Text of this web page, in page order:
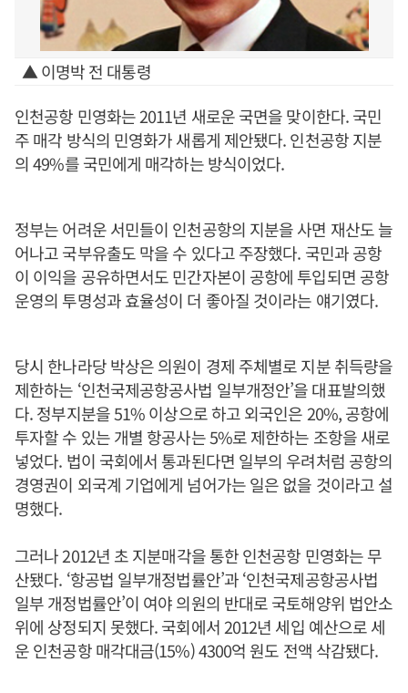
▲ 이명박 전 대통령
인천공항 민영화는 2011년 새로운 국면을 맞이한다. 국민
주 매각 방식의 민영화가 새롭게 제안됐다. 인천공항 지분
의 49%를 국민에게 매각하는 방식이었다.
정부는 어려운 서민들이 인천공항의 지분을 사면 재산도 늘
어나고 국부유출도 막을 수 있다고 주장했다. 국민과 공항
이 이익을 공유하면서도 민간자본이 공항에 투입되면 공항
운영의 투명성과 효율성이 더 좋아질 것이라는 얘기였다.
당시 한나라당 박상은 의원이 경제 주체별로 지분 취득량을
제한하는 ‘인천국제공항공사법 일부개정안’을 대표발의했
다. 정부지분을 51% 이상으로 하고 외국인은 20%, 공항에
투자할 수 있는 개별 항공사는 5%로 제한하는 조항을 새로
넣었다. 법이 국회에서 통과된다면 일부의 우려처럼 공항의
경영권이 외국계 기업에게 넘어가는 일은 없을 것이라고 설
명했다.
그러나 2012년 초 지분매각을 통한 인천공항 민영화는 무
산됐다. ‘항공법 일부개정법률안’과 ‘인천국제공항공사법
일부 개정법률안’이 여야 의원의 반대로 국토해양위 법안소
위에 상정되지 못했다. 국회에서 2012년 세입 예산으로 세
운 인천공항 매각대금(15%) 4300억 원도 전액 삭감됐다.